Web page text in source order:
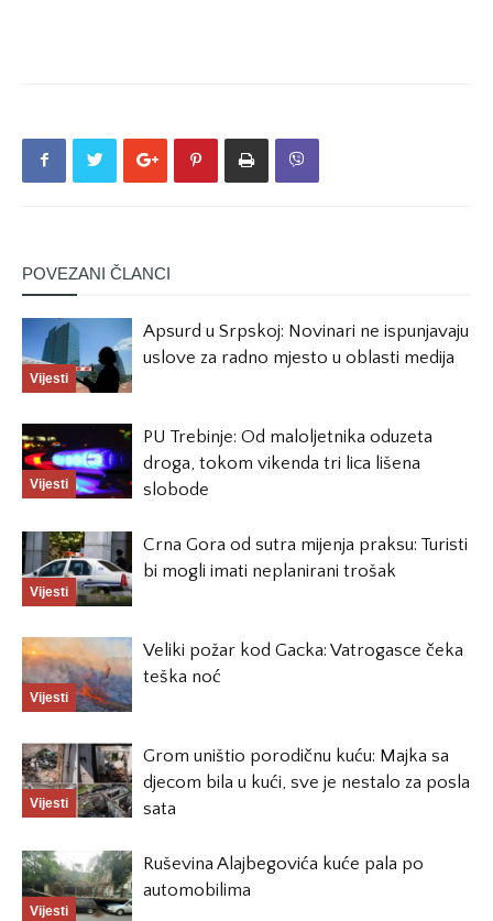
POVEZANI ČLANCI
Vijesti
Apsurd u Srpskoj: Novinari ne ispunjavaju
uslove za radno mjesto u oblasti medija
Vijesti
PU Trebinje: Od maloljetnika oduzeta
droga, tokom vikenda tri lica lišena
slobode
Vijesti
Crna Gora od sutra mijenja praksu: Turisti
bi mogli imati neplanirani trošak
Vijesti
Veliki požar kod Gacka: Vatrogasce čeka
teška noć
Vijesti
Grom uništio porodičnu kuću: Majka sa
djecom bila u kući, sve je nestalo za posla
sata
Vijesti
Ruševina Alajbegovića kuće pala po
automobilima